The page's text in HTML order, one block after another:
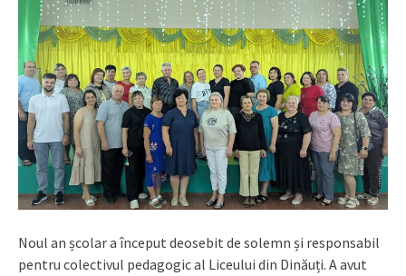
Noul an școlar a început deosebit de solemn și responsabil
pentru colectivul pedagogic al Liceului din Dinăuți. A avut